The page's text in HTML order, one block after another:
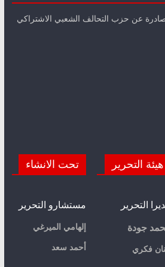
عن حزب التحالف الشعبي الاشتراكي
هيئة التحرير
التحرير
جودة
فكري
تحت الانشاء
مستشارو التحرير
إلهامي الميرغي
أحمد سعد